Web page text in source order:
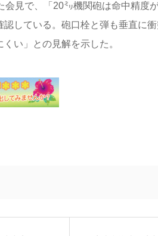
見で、「20㍉機関砲は命中精度
している。砲口栓と弾も垂直に
い」との見解を示した。